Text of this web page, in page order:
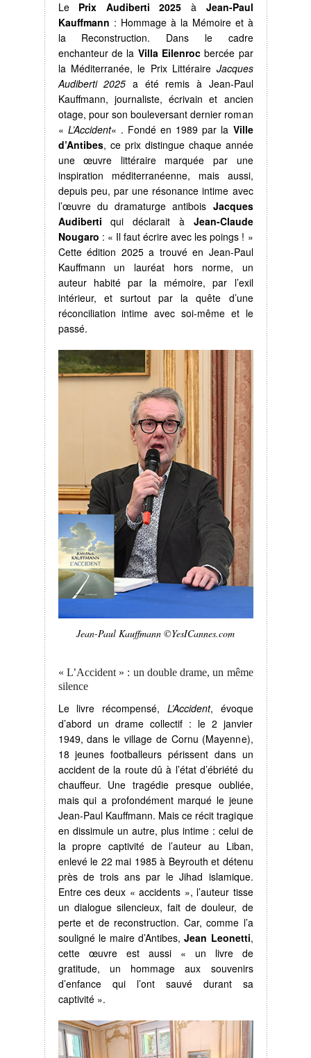
Le Prix Audiberti 2025 à Jean-Paul
Kauffmann : Hommage à la Mémoire et à
la Reconstruction. Dans le cadre
enchanteur de la Villa Eilenrocbercée par
la Méditerranée, le Prix Littéraire Jacques
Audiberti 2025 a été remis à Jean-Paul
Kauffmann, journaliste, écrivain et ancien
otage, pour son bouleversant dernier roman
« L’Accident« . Fondé en 1989 par la Ville
d’Antibes, ce prix distingue chaque année
une œuvre littéraire marquée par une
inspiration méditerranéenne, mais aussi,
depuis peu, par une résonance intime avec
l’œuvre du dramaturge antibois Jacques
Audiberti qui déclarait à Jean-Claude
Nougaro : « Il faut écrire avec les poings ! »
Cette édition 2025 a trouvé en Jean-Paul
Kauffmann un lauréat hors norme, un
auteur habité par la mémoire, par l’exil
intérieur, et surtout par la quête d’une
réconciliation intime avec soi-même et le
passé.
Jean-Paul Kauffmann ©YesICannes.com
« L’Accident » : un double drame, un même
silence
Le livre récompensé, L’Accident, évoque
d’abord un drame collectif : le 2 janvier
1949, dans le village de Cornu (Mayenne),
18 jeunes footballeurs périssent dans un
accident de la route dû à l’état d’ébriété du
chauffeur. Une tragédie presque oubliée,
mais qui a profondément marqué le jeune
Jean-Paul Kauffmann. Mais ce récit tragique
en dissimule un autre, plus intime : celui de
la propre captivité de l’auteur au Liban,
enlevé le 22 mai 1985 à Beyrouth et détenu
près de trois ans par le Jihad islamique.
Entre ces deux « accidents », l’auteur tisse
un dialogue silencieux, fait de douleur, de
perte et de reconstruction. Car, comme l’a
souligné le maire d’Antibes,Jean Leonetti,
cette œuvre est aussi « un livre de
gratitude, un hommage aux souvenirs
d’enfance qui l’ont sauvé durant sa
captivité ».